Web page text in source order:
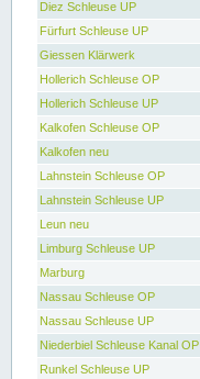
Diez Schleuse UP
Fürfurt Schleuse UP
Giessen Klärwerk
Hollerich Schleuse OP
Hollerich Schleuse UP
Kalkofen Schleuse OP
Kalkofen neu
Lahnstein Schleuse OP
Lahnstein Schleuse UP
Leun neu
Limburg Schleuse UP
Marburg
Nassau Schleuse OP
Nassau Schleuse UP
Niederbiel Schleuse Kanal OP
Runkel Schleuse UP